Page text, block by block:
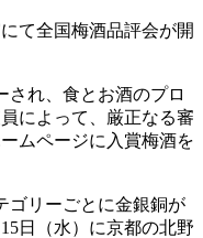
て全国梅酒品評会が開
され、食とお酒のプロ
によって、厳正なる審
ムページに入賞梅酒を
ゴリーごとに金銀銅が
日（水）に京都の北野